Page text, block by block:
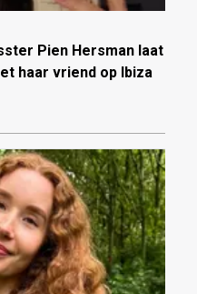
Pien Hersman laat
haar vriend op Ibiza